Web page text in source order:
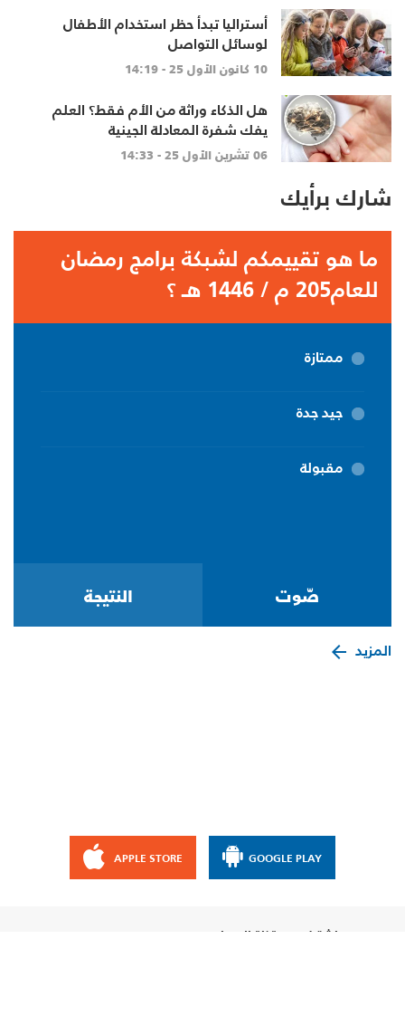
أستراليا تبدأ حظر استخدام الأطفال
لوسائل التواصل
10 كانون الأول 25 - 14:19
هل الذكاء وراثة من الأم فقط؟ العلم
يفك شفرة المعادلة الجينية
06 تشرين الأول 25 - 14:33
شارك برأيك
ما هو تقييمكم لشبكة برامج رمضان
للعام205 م / 1446 هـ ؟
ممتازة
جيد جدة
مقبولة
المزيد
GOOGLE PLAY
APPLE STORE
إشترك مع قناة الإيمان